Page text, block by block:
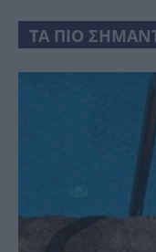
ΤΑ ΠΙΟ